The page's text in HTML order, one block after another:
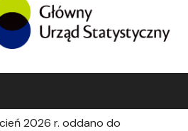
2026 r. oddano do